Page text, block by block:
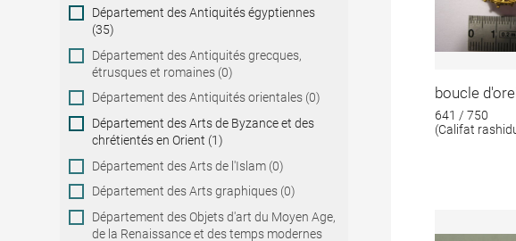
Collection
Département des Antiquités égyptiennes
(35)
Département des Antiquités grecques,
étrusques et romaines (0)
Département des Antiquités orientales (0)
Département des Arts de Byzance et des
chrétientés en Orient (1)
Département des Arts de l'Islam (0)
Département des Arts graphiques (0)
Département des Objets d'art du Moyen Age,
de la Renaissance et des temps modernes
boucle
641 / 750
(Califat